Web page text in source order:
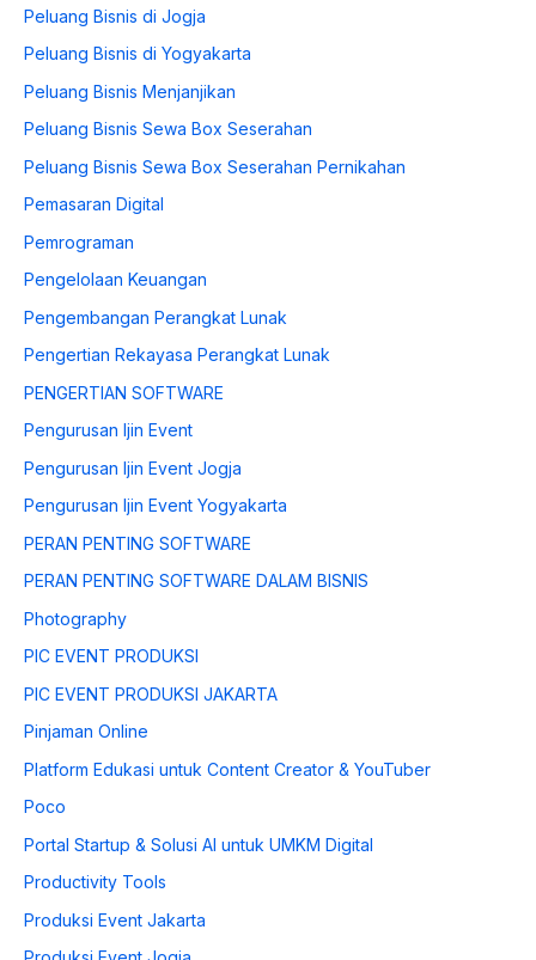
Peluang Bisnis di Jogja
Peluang Bisnis di Yogyakarta
Peluang Bisnis Menjanjikan
Peluang Bisnis Sewa Box Seserahan
Peluang Bisnis Sewa Box Seserahan Pernikahan
Pemasaran Digital
Pemrograman
Pengelolaan Keuangan
Pengembangan Perangkat Lunak
Pengertian Rekayasa Perangkat Lunak
PENGERTIAN SOFTWARE
Pengurusan Ijin Event
Pengurusan Ijin Event Jogja
Pengurusan Ijin Event Yogyakarta
PERAN PENTING SOFTWARE
PERAN PENTING SOFTWARE DALAM BISNIS
Photography
PIC EVENT PRODUKSI
PIC EVENT PRODUKSI JAKARTA
Pinjaman Online
Platform Edukasi untuk Content Creator & YouTuber
Poco
Portal Startup & Solusi AI untuk UMKM Digital
Productivity Tools
Produksi Event Jakarta